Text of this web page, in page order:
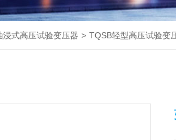
浸式高压试验变压器 > TQSB轻型高压试验变